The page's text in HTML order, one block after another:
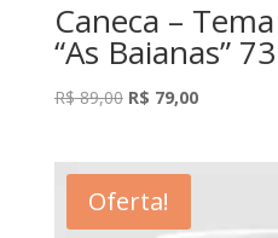
Caneca –
“As Baianas” 73
R$89,00 O
era:
R$ 89,00.
R$ 79,00O
Oferta!